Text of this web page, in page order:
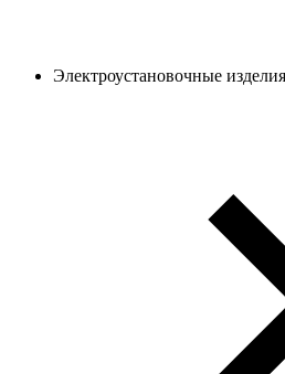
Электроустановочные изделия